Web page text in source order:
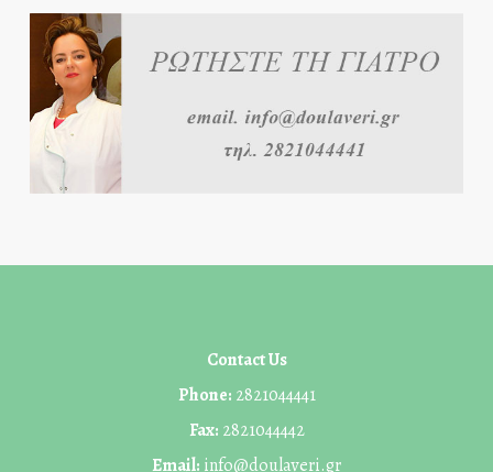
Contact Us
Phone: 2821044441
Fax: 2821044442
Email: info@doulaveri.gr